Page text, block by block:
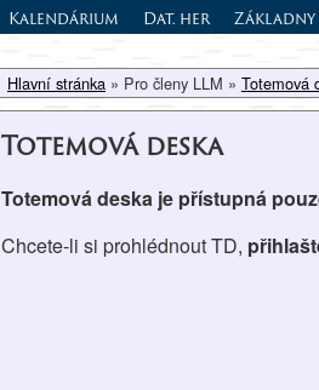
Kalendárium Dat. her Základny
Hlavní stránka » Pro členy LLM » Totemová
Totemová deska
Totemová deska je přístupná
Chcete-li si prohlédnout TD,